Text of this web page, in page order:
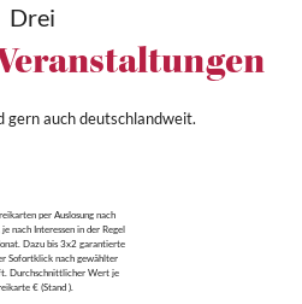
Drei
gern auch deutschlandweit.
per Auslosung nach
nach Interessen in der Regel
Dazu bis 3x2 garantierte
Sofortklick nach gewählter
Durchschnittlicher Wert je
€ (Stand ).